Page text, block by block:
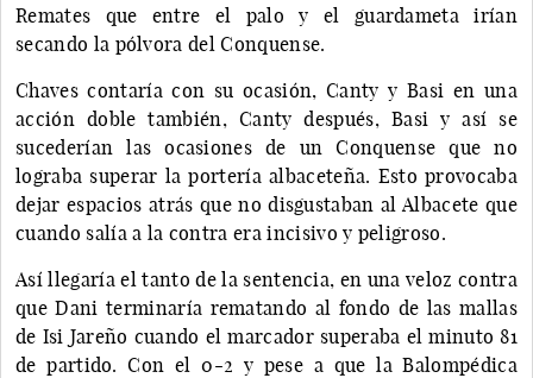
Remates que entre el palo y el guardameta irían
secando la pólvora del Conquense.
Chaves contaría con su ocasión, Canty y Basi en una
acción doble también, Canty después, Basi y así se
sucederían las ocasiones de un Conquense que no
lograba superar la portería albaceteña. Esto provocaba
dejar espacios atrás que no disgustaban al Albacete que
cuando salía a la contra era incisivo y peligroso.
Así llegaría el tanto de la sentencia, en una veloz contra
que Dani terminaría rematando al fondo de las mallas
de Isi Jareño cuando el marcador superaba el minuto 81
de partido. Con el 0-2 y pese a que la Balompédica